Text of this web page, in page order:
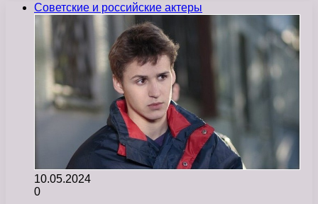
Советские и российские актеры
10.05.2024
0